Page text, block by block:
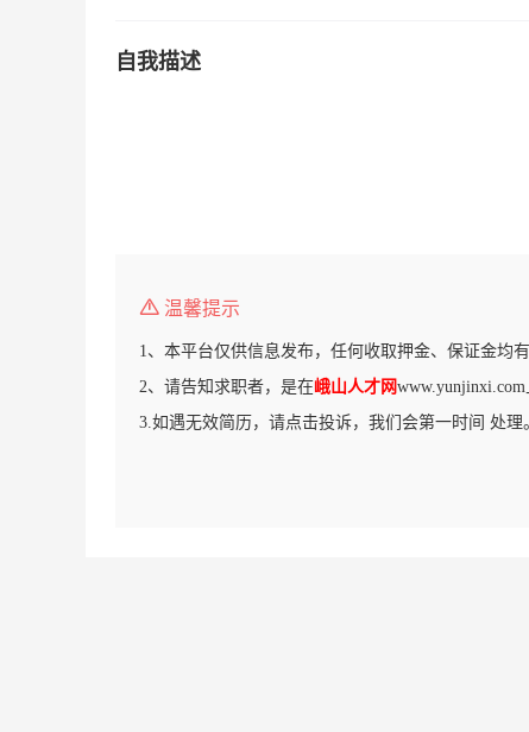
自我描述
温馨提示
1、本平台仅供信息发布，任何收取押金、保证金均
2、请告知求职者，是在峨山人才网www.yunjinxi.com
3.如遇无效简历，请点击投诉，我们会第一时间 处理